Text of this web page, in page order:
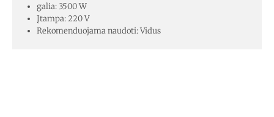
galia: 3500 W
Įtampa: 220 V
Rekomenduojama naudoti: Vidus